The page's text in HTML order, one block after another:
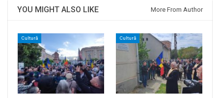
YOU MIGHT ALSO LIKE More From Author
Cultură Cultură